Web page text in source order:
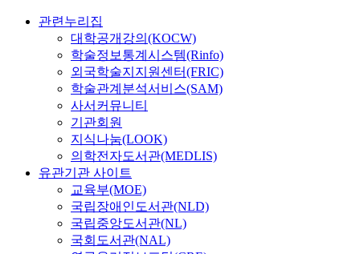
관련누리집
대학공개강의(KOCW)
학술정보통계시스템(Rinfo)
외국학술지지원센터(FRIC)
학술관계분석서비스(SAM)
사서커뮤니티
기관회원
지식나눔(LOOK)
의학전자도서관(MEDLIS)
유관기관 사이트
교육부(MOE)
국립장애인도서관(NLD)
국립중앙도서관(NL)
국회도서관(NAL)